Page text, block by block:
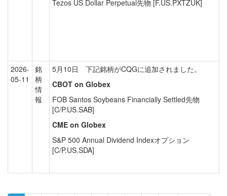
Tezos US Dollar Perpetual先物 [F.US.PXTZUK]
2026-
05-11
銘
柄
情
報
5月10日 下記銘柄がCQGに追加されました。
CBOT on Globex
FOB Santos Soybeans Financially Settled先物
[C/P.US.SAB]
CME on Globex
S&P 500 Annual Dividend Indexオプション
[C/P.US.SDA]
Pagination